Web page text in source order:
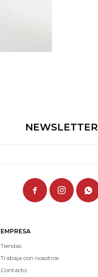
EMPRESA
Tiendas
Trabaja con nosotros
Contacto
NEWSLETTER
  